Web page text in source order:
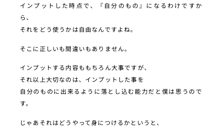
インプットした時点で、『自分のもの』になるわけですか
ら、
それをどう使うかは自由なんですよね。
そこに正しいも間違いもありません。
インプットする内容ももちろん大事ですが、
それ以上大切なのは、インプットした事を
自分のものに出来るように落とし込む能力だと僕は思うので
す。
じゃあそれはどうやって身につけるかというと、